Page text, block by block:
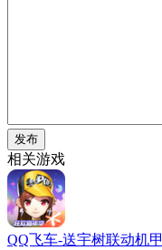
发布
相关游戏
QQ飞车-送宇树联动机甲